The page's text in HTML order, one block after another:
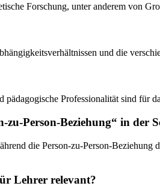
Forschung, unter anderem von
und die
Professionalität sind für
zu-Person-Beziehung“ in der
die Person-zu-Person-
Lehrer relevant?